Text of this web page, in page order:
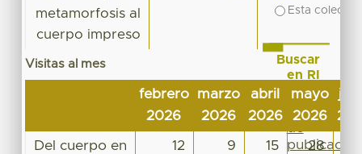
metamorfosis al
cuerpo impreso
Visitas al mes
febrero
2026
marzo
2026
abril
2026
mayo
2026
Del cuerpo en
12 9 15 28
Esta
Buscar
en RI
Por
Fecha
de
publicación